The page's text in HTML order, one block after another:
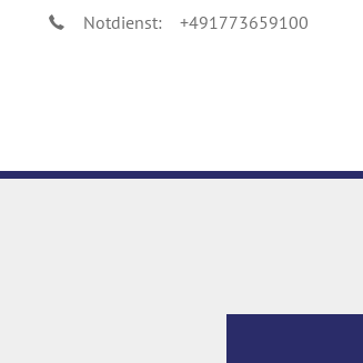
Notdienst: +491773659100